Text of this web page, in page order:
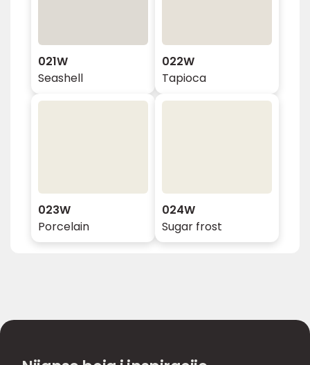
021W
Seashell
022W
Tapioca
023W
Porcelain
024W
Sugar frost